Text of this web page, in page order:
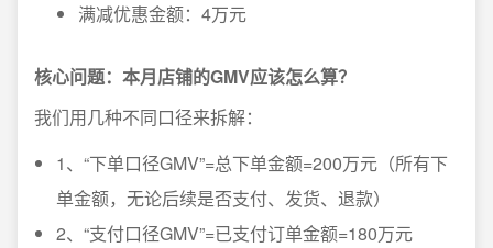
满减优惠金额：4万元
核心问题：本月店铺的GMV应该怎么算？
我们用几种不同口径来拆解：
1、“下单口径GMV”=总下单金额=200万元（所有下
单金额，无论后续是否支付、发货、退款）
2、“支付口径GMV”=已支付订单金额=180万元